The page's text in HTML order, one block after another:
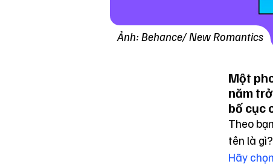
Ảnh: Behance/ New Romantics
Một
năm
bố cục
Theo
tên là gì?
Hãy